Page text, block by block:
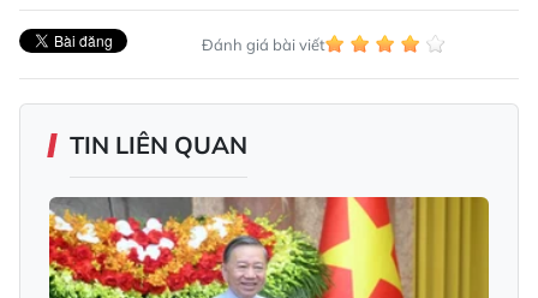
Đánh giá bài viết
TIN LIÊN QUAN